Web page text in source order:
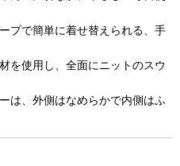
プで簡単に着せ替えられる、手
を使用し、全面にニットのスウ
は、外側はなめらかで内側はふ